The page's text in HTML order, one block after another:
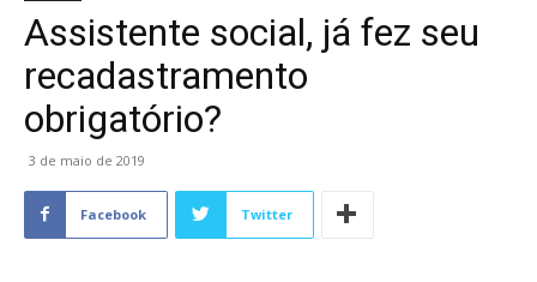
Assistente social, já fez seu
recadastramento
obrigatório?
3 de maio de 2019
Facebook Twitter